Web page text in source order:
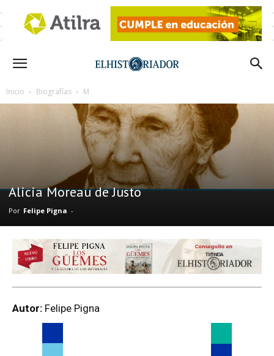
Inicio Biografías M
Alicia Moreau de Justo
Por Felipe Pigna -
Autor: Felipe Pigna